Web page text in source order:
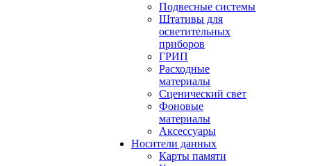
Подвесные системы
Штативы для
осветительных
приборов
ГРИП
Расходные
материалы
Сценический свет
Фоновые
материалы
Аксессуары
Носители данных
Карты памяти